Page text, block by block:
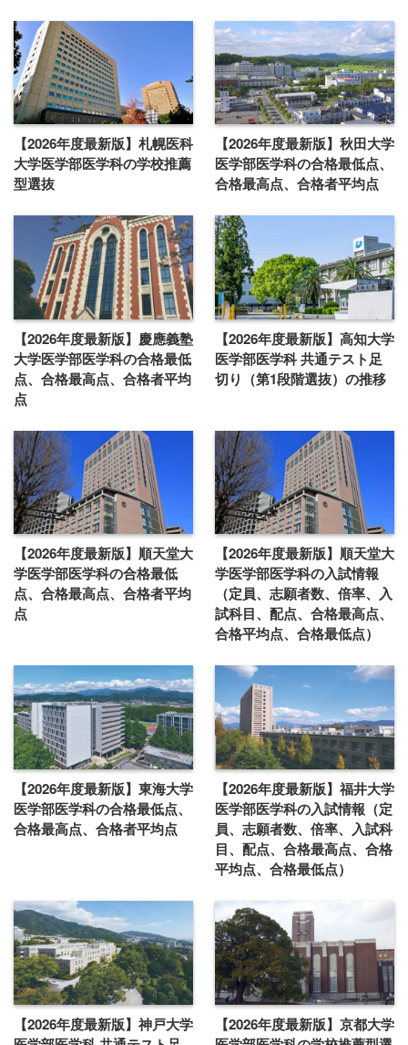
【2026年度最新版】札幌医科
大学医学部医学科の学校推薦
型選抜
【2026年度最新版】秋田大学
医学部医学科の合格最低点、
合格最高点、合格者平均点
【2026年度最新版】慶應義塾
大学医学部医学科の合格最低
点、合格最高点、合格者平均
点
【2026年度最新版】高知大学
医学部医学科 共通テスト足
切り（第1段階選抜）の推移
【2026年度最新版】順天堂大
学医学部医学科の合格最低
点、合格最高点、合格者平均
点
【2026年度最新版】順天堂大
学医学部医学科の入試情報
（定員、志願者数、倍率、入
試科目、配点、合格最高点、
合格平均点、合格最低点）
【2026年度最新版】東海大学
医学部医学科の合格最低点、
合格最高点、合格者平均点
【2026年度最新版】福井大学
医学部医学科の入試情報（定
員、志願者数、倍率、入試科
目、配点、合格最高点、合格
平均点、合格最低点）
【2026年度最新版】神戸大学
【2026年度最新版】京都大学